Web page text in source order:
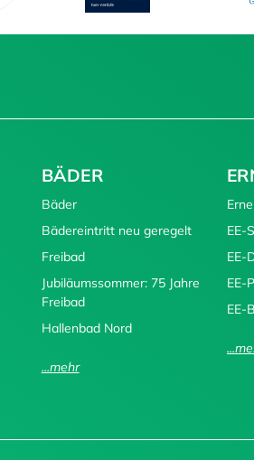
BÄDER
Bäder
Bädereintritt neu geregelt
Freibad
Jubiläumssommer: 75 Jahre
Freibad
Hallenbad Nord
...mehr
EE-
EE-
EE-
EE-